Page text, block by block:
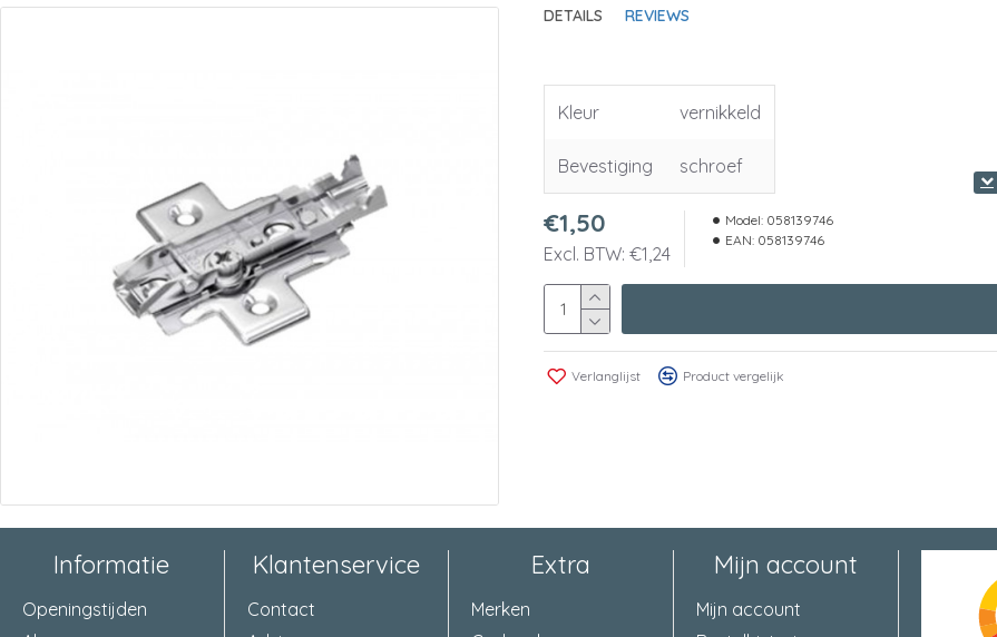
DETAILS REVIEWS
Kleur vernikkeld
Bevestiging schroef
€1,50
Excl. BTW: €1,24
Model: 058139746
EAN: 058139746
Verlanglijst Product vergelijk
Informatie
Openingstijden
Klantenservice
Contact
Extra
Merken
Mijn account
Mijn account